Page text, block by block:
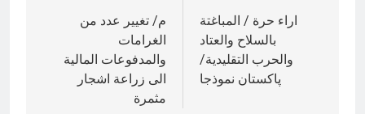
المقالات
اراء حرة / المباغتة
بالسلاح والعتاد
والحرب التقليدية/
پاكستان نموذجا
م/ تغيير عدد من
الغرامات
والمدفوعات المالية
الى زراعة اشجار
مثمرة